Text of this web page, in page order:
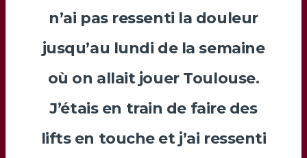
n’ai pas ressenti la douleur
jusqu’au lundi de la semaine
où on allait jouer Toulouse.
J’étais en train de faire des
lifts en touche et j’ai ressenti